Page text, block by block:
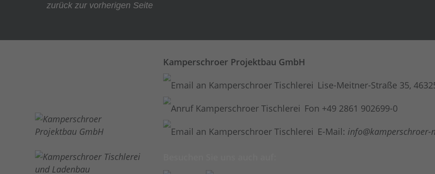
zurück zur vorherigen Seite
Kamperschroer Projektbau GmbH
Lise-Meitner-Straße 35,
Fon +49 2861 902699-0
E-Mail: info@kamperschroer-